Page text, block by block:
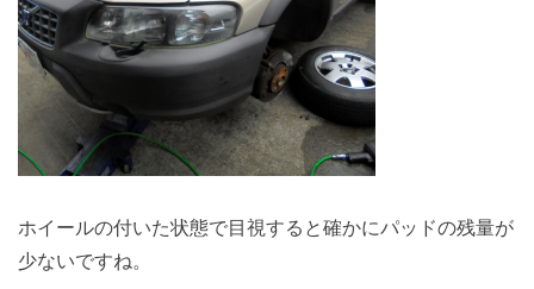
ホイールの付いた状態で目視すると確かにパッドの残量が
少ないですね。